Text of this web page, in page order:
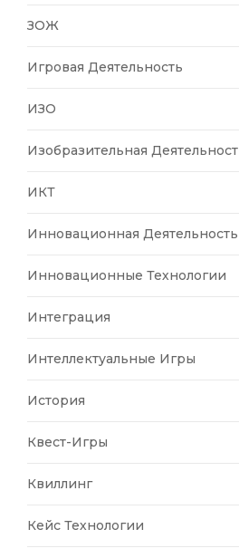
ЗОЖ
Игровая Деятельность
ИЗО
Изобразительная
ИКТ
Инновационная Деятельность
Инновационные Технологии
Интеграция
Интеллектуальные Игры
История
Квест-Игры
Квиллинг
Кейс Технологии